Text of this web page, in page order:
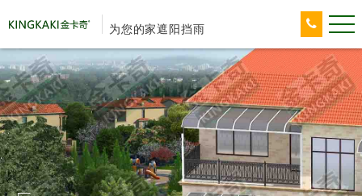
为您的家遮阳挡雨